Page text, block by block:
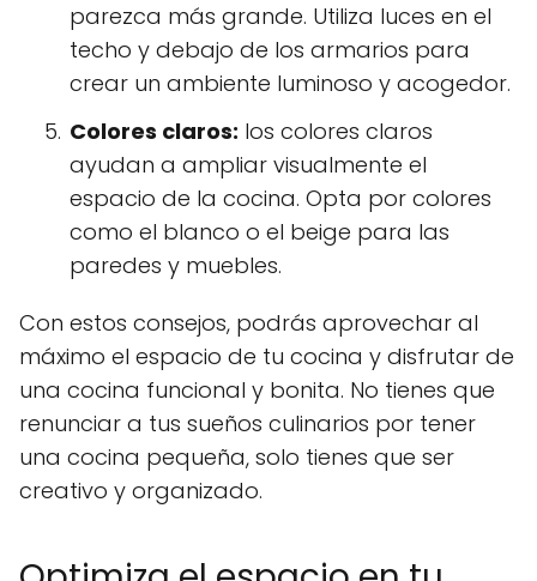
parezca más grande. Utiliza luces en el
techo y debajo de los armarios para
crear un ambiente luminoso y acogedor.
Colores claros: los colores claros
ayudan a ampliar visualmente el
espacio de la cocina. Opta por colores
como el blanco o el beige para las
paredes y muebles.
Con estos consejos, podrás aprovechar al
máximo el espacio de tu cocina y disfrutar de
una cocina funcional y bonita. No tienes que
renunciar a tus sueños culinarios por tener
una cocina pequeña, solo tienes que ser
creativo y organizado.